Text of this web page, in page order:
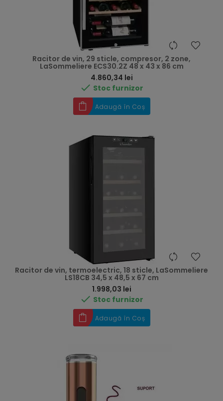
Racitor de vin, 29 sticle, compresor, 2 zone,
LaSommeliere ECS30.2Z 48 x 43 x 86 cm
4.860,34 lei
 Stoc furnizor
Adaugă în Coș
Racitor de vin, termoelectric, 18 sticle, LaSommeliere
LS18CB 34,5 x 48,5 x 67 cm
1.998,03 lei
 Stoc furnizor
Adaugă în Coș